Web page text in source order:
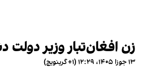
زن افغان‌تبار وزیر دولت
۱۳ جوزا ۱۴۰۵، ۱۲:۲۹ (‎+۱ گرینویچ)